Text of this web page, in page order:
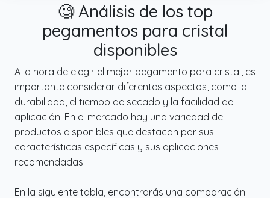
precisa sin gotear ni manchar. Esto garantiza
una aplicación limpia y evita el desperdicio
de pegamento.
✔️ Resistente al agua y resistente al calor:
este pegamento instantáneo está
especialmente diseñado para su uso. Ofrece
propiedades tanto impermeables como
resistentes al calor, lo que lo convierte en un
socio confiable para reparaciones en
diferentes entornos.
✔️ Adhesivo de metal extra fuerte: El
🧐 Análisis de los top
pegamentos para cristal
disponibles
A la hora de elegir el mejor pegamento para cristal, es
importante considerar diferentes aspectos, como la
durabilidad, el tiempo de secado y la facilidad de
aplicación. En el mercado hay una variedad de
productos disponibles que destacan por sus
características específicas y sus aplicaciones
recomendadas.
En la siguiente tabla, encontrarás una comparación